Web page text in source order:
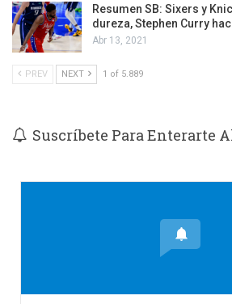
Resumen SB: Sixers y
dureza, Stephen Curry
Abr 13, 2021
PREV NEXT 1 of 5.889
Suscríbete Para Enterarte